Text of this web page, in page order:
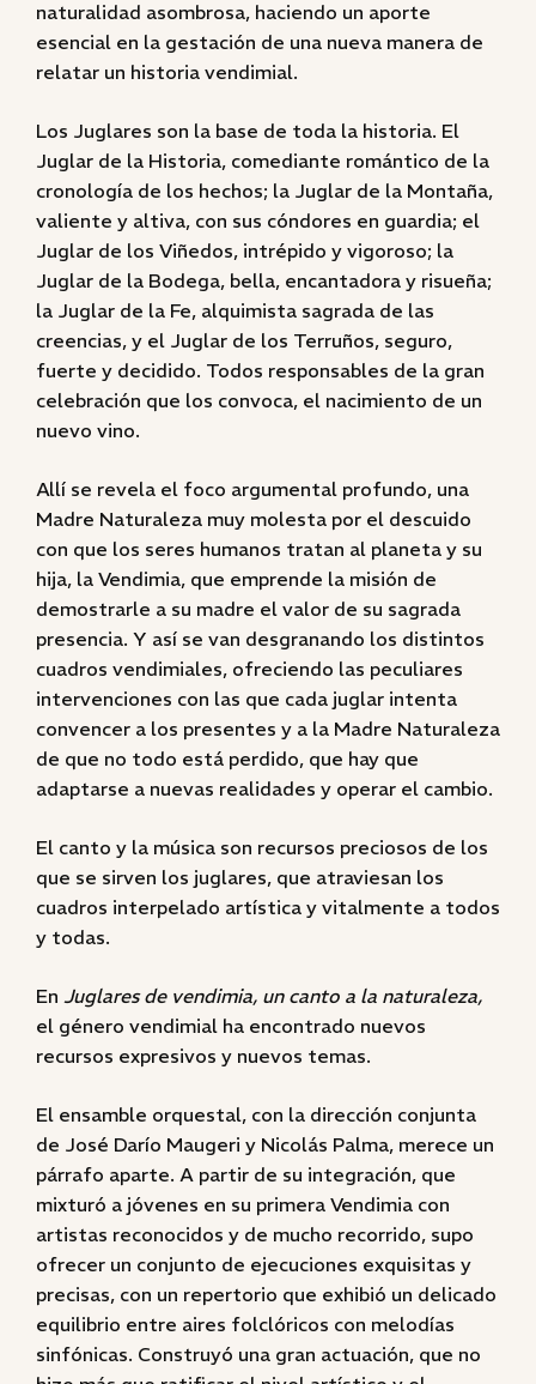
naturalidad asombrosa, haciendo un aporte
esencial en la gestación de una nueva manera de
relatar un historia vendimial.
Los Juglares son la base de toda la historia. El
Juglar de la Historia, comediante romántico de la
cronología de los hechos; la Juglar de la Montaña,
valiente y altiva, con sus cóndores en guardia; el
Juglar de los Viñedos, intrépido y vigoroso; la
Juglar de la Bodega, bella, encantadora y risueña;
la Juglar de la Fe, alquimista sagrada de las
creencias, y el Juglar de los Terruños, seguro,
fuerte y decidido. Todos responsables de la gran
celebración que los convoca, el nacimiento de un
nuevo vino.
Allí se revela el foco argumental profundo, una
Madre Naturaleza muy molesta por el descuido
con que los seres humanos tratan al planeta y su
hija, la Vendimia, que emprende la misión de
demostrarle a su madre el valor de su sagrada
presencia. Y así se van desgranando los distintos
cuadros vendimiales, ofreciendo las peculiares
intervenciones con las que cada juglar intenta
convencer a los presentes y a la Madre Naturaleza
de que no todo está perdido, que hay que
adaptarse a nuevas realidades y operar el cambio.
El canto y la música son recursos preciosos de los
que se sirven los juglares, que atraviesan los
cuadros interpelado artística y vitalmente a todos
y todas.
En Juglares de vendimia, un canto a la naturaleza,
el género vendimial ha encontrado nuevos
recursos expresivos y nuevos temas.
El ensamble orquestal, con la dirección conjunta
de José Darío Maugeri y Nicolás Palma, merece un
párrafo aparte. A partir de su integración, que
mixturó a jóvenes en su primera Vendimia con
artistas reconocidos y de mucho recorrido, supo
ofrecer un conjunto de ejecuciones exquisitas y
precisas, con un repertorio que exhibió un delicado
equilibrio entre aires folclóricos con melodías
sinfónicas. Construyó una gran actuación, que no